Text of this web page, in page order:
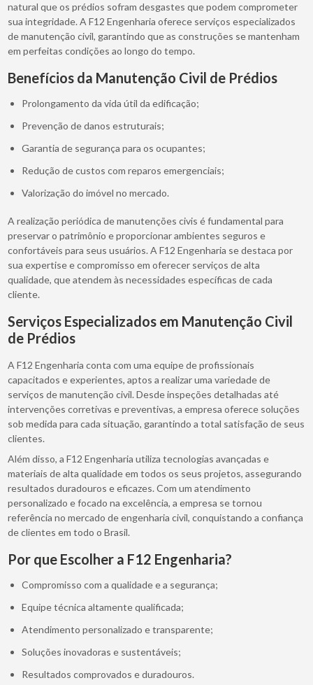
natural que os prédios sofram desgastes que podem comprometer
sua integridade. A F12 Engenharia oferece serviços especializados
de manutenção civil, garantindo que as construções se mantenham
em perfeitas condições ao longo do tempo.
Benefícios da Manutenção Civil de Prédios
Prolongamento da vida útil da edificação;
Prevenção de danos estruturais;
Garantia de segurança para os ocupantes;
Redução de custos com reparos emergenciais;
Valorização do imóvel no mercado.
A realização periódica de manutenções civis é fundamental para
preservar o patrimônio e proporcionar ambientes seguros e
confortáveis para seus usuários. A F12 Engenharia se destaca por
sua expertise e compromisso em oferecer serviços de alta
qualidade, que atendem às necessidades específicas de cada
cliente.
Serviços Especializados em Manutenção Civil
de Prédios
A F12 Engenharia conta com uma equipe de profissionais
capacitados e experientes, aptos a realizar uma variedade de
serviços de manutenção civil. Desde inspeções detalhadas até
intervenções corretivas e preventivas, a empresa oferece soluções
sob medida para cada situação, garantindo a total satisfação de seus
clientes.
Além disso, a F12 Engenharia utiliza tecnologias avançadas e
materiais de alta qualidade em todos os seus projetos, assegurando
resultados duradouros e eficazes. Com um atendimento
personalizado e focado na excelência, a empresa se tornou
referência no mercado de engenharia civil, conquistando a confiança
de clientes em todo o Brasil.
Por que Escolher a F12 Engenharia?
Compromisso com a qualidade e a segurança;
Equipe técnica altamente qualificada;
Atendimento personalizado e transparente;
Soluções inovadoras e sustentáveis;
Resultados comprovados e duradouros.